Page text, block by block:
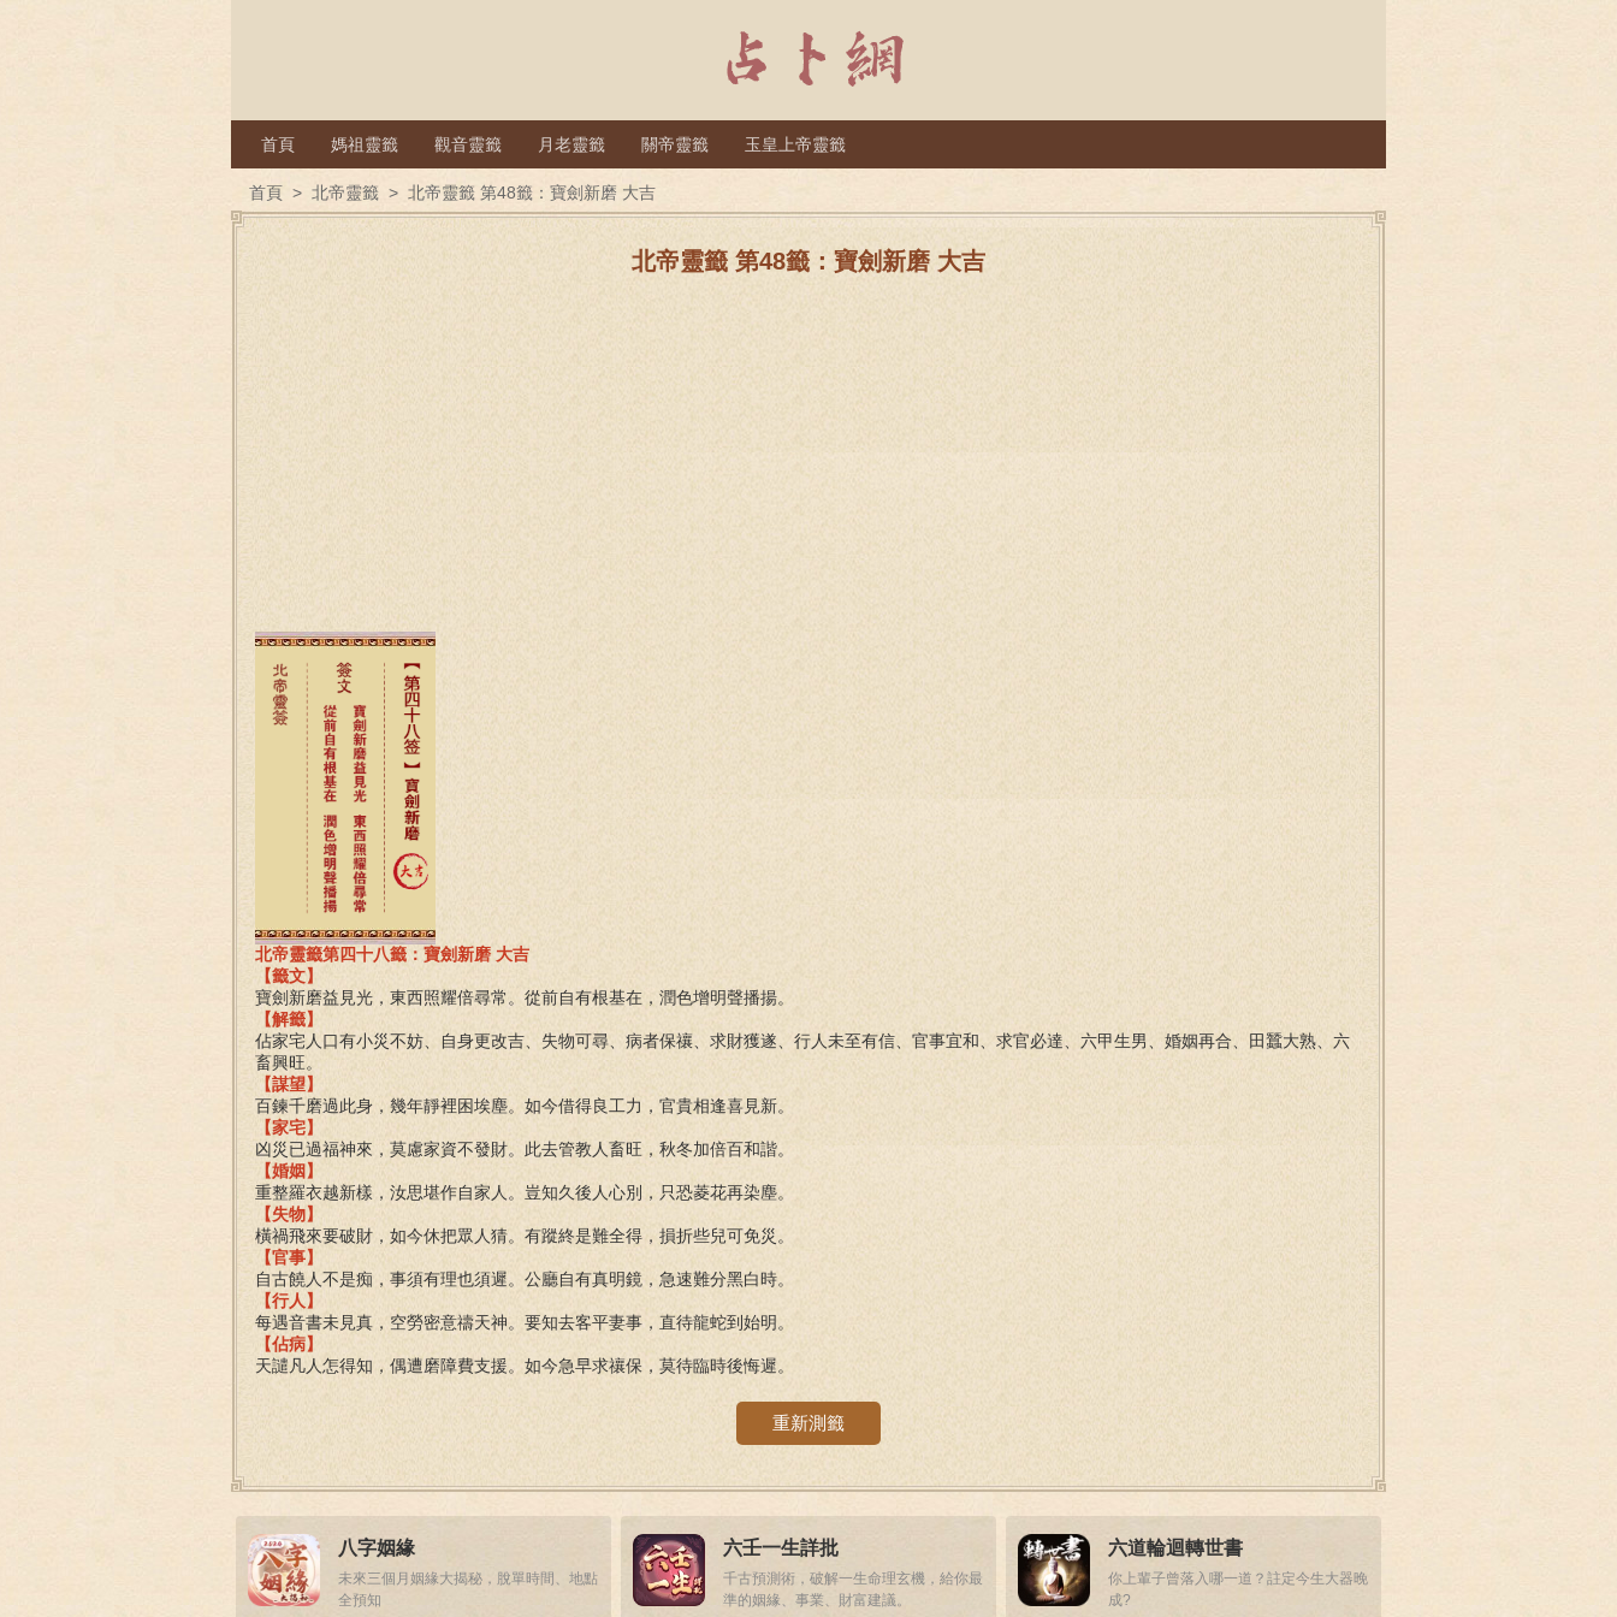
首頁 媽祖靈籤 觀音靈籤 月老靈籤 關帝靈籤 玉皇上帝靈籤
首頁 > 北帝靈籤 > 北帝靈籤 第48籤：寶劍新磨 大吉
北帝靈籤 第48籤：寶劍新磨 大吉
北帝靈籤第四十八籤：寶劍新磨 大吉
【籤文】
寶劍新磨益見光，東西照耀倍尋常。從前自有根基在，潤色增明聲播揚。
【解籤】
佔家宅人口有小災不妨、自身更改吉、失物可尋、病者保禳、求財獲遂、行人未至有信、官事宜和、求官必達、六甲生男、婚姻再合、田蠶大熟、六
畜興旺。
【謀望】
百鍊千磨過此身，幾年靜裡困埃塵。如今借得良工力，官貴相逢喜見新。
【家宅】
凶災已過福神來，莫慮家資不發財。此去管教人畜旺，秋冬加倍百和諧。
【婚姻】
重整羅衣越新樣，汝思堪作自家人。豈知久後人心別，只恐菱花再染塵。
【失物】
橫禍飛來要破財，如今休把眾人猜。有蹤終是難全得，損折些兒可免災。
【官事】
自古饒人不是痴，事須有理也須遲。公廳自有真明鏡，急速難分黑白時。
【行人】
每遇音書未見真，空勞密意禱天神。要知去客平妻事，直待龍蛇到始明。
【佔病】
天譴凡人怎得知，偶遭磨障費支援。如今急早求禳保，莫待臨時後悔遲。
重新測籤
八字姻緣
未來三個月姻緣大揭秘，脫單時間、地點
全預知
六壬一生詳批
千古預測術，破解一生命理玄機，給你最
準的姻緣、事業、財富建議。
六道輪迴轉世書
你上輩子曾落入哪一道？註定今生大器晚
成?